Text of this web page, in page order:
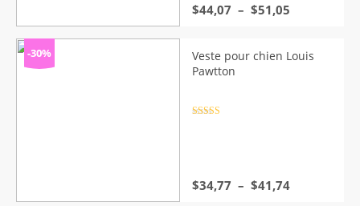
$44,07 – $51,05
$44,07
-30%
Veste pour chien Louis
Pawtton
$34,77 – $41,74Plage